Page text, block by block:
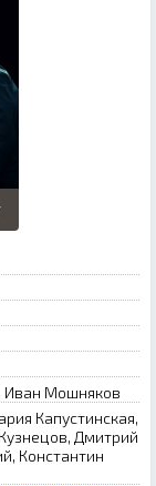
Иван Мошняков
Капустинская,
Дмитрий
Константин